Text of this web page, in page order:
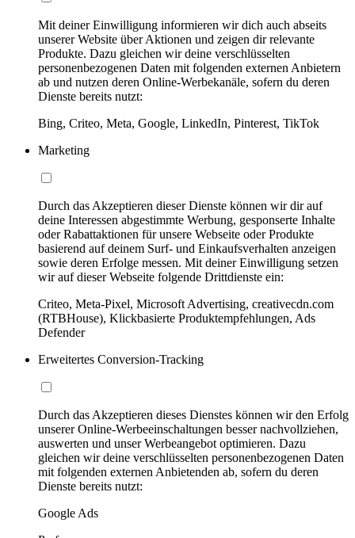
Mit deiner Einwilligung informieren wir dich auch abseits
unserer Website über Aktionen und zeigen dir relevante
Produkte. Dazu gleichen wir deine verschlüsselten
personenbezogenen Daten mit folgenden externen Anbietern
ab und nutzen deren Online-Werbekanäle, sofern du deren
Dienste bereits nutzt:
Bing, Criteo, Meta, Google, LinkedIn, Pinterest, TikTok
Marketing
Durch das Akzeptieren dieser Dienste können wir dir auf
deine Interessen abgestimmte Werbung, gesponserte Inhalte
oder Rabattaktionen für unsere Webseite oder Produkte
basierend auf deinem Surf- und Einkaufsverhalten anzeigen
sowie deren Erfolge messen. Mit deiner Einwilligung setzen
wir auf dieser Webseite folgende Drittdienste ein:
Criteo, Meta-Pixel, Microsoft Advertising, creativecdn.com
(RTBHouse), Klickbasierte Produktempfehlungen, Ads
Defender
Erweitertes Conversion-Tracking
Durch das Akzeptieren dieses Dienstes können wir den Erfolg
unserer Online-Werbeeinschaltungen besser nachvollziehen,
auswerten und unser Werbeangebot optimieren. Dazu
gleichen wir deine verschlüsselten personenbezogenen Daten
mit folgenden externen Anbietenden ab, sofern du deren
Dienste bereits nutzt:
Google Ads